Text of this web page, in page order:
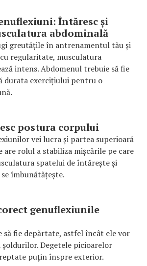
Întăresc și
abdominală
greutățile în antrenamentul tău și
regularitate, musculatura
intens. Abdomenul trebuie să fie
durata exercițiului pentru o
postura corpului
vei lucra și partea superioară
are rolul a stabiliza mișcările pe care
spatelui de întărește și
îmbunătățește.
genuflexiunile
să fie depărtate, astfel încât ele vor
Degetele picioarelor
puţin înspre exterior.